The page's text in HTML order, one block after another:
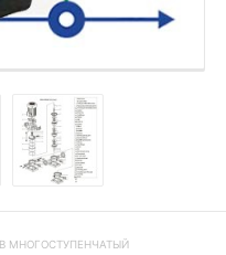
МНОГОСТУПЕНЧАТЫЙ